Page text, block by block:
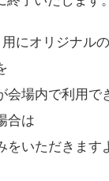
にオリジナル
会場内で利用で
合は
をいただきます